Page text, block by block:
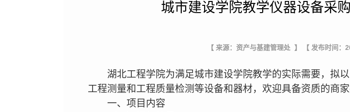
城市建设学院教学仪器设备采
【 来源：资产与基建管理处 】 【 发布时间：
湖北工程学院为满足城市建设学院教学的实际需要，拟
工程测量和工程质量检测等设备和器材，欢迎具备资质的商家
一、项目内容